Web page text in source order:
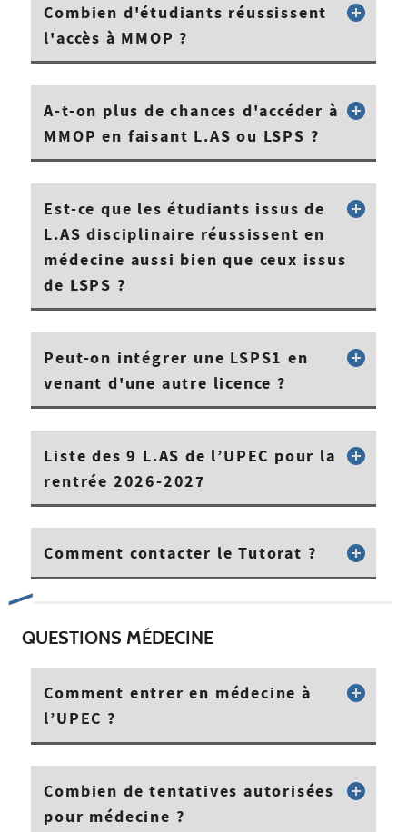
Combien d'étudiants réussissent
l'accès à MMOP ?
A-t-on plus de chances d'accéder à
MMOP en faisant L.AS ou LSPS ?
Est-ce que les étudiants issus de
L.AS disciplinaire réussissent en
médecine aussi bien que ceux issus
de LSPS ?
Peut-on intégrer une LSPS1 en
venant d'une autre licence ?
Liste des 9 L.AS de l’UPEC pour la
rentrée 2026-2027
Comment contacter le Tutorat ?
QUESTIONS MÉDECINE
Comment entrer en médecine à
l’UPEC ?
Combien de tentatives autorisées
pour médecine ?